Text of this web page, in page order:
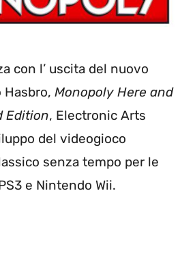
con l’ uscita del nuovo
Hasbro, Monopoly Here and
Edition, Electronic Arts
del videogioco
senza tempo per le
e Nintendo Wii.